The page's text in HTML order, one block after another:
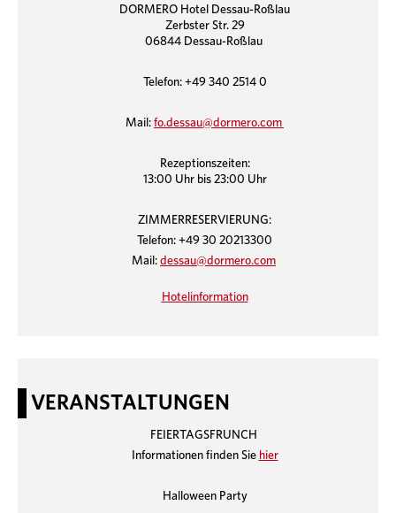
DORMERO Hotel Dessau-Roßlau
Zerbster Str. 29
06844 Dessau-Roßlau
Telefon: +49 340 2514 0
Mail: fo.dessau@dormero.com
Rezeptionszeiten:
13:00 Uhr bis 23:00 Uhr
ZIMMERRESERVIERUNG:
Telefon: +49 30 20213300
Mail: dessau@dormero.com
Hotelinformation
VERANSTALTUNGEN
FEIERTAGSFRUNCH
Informationen finden Sie hier
Halloween Party